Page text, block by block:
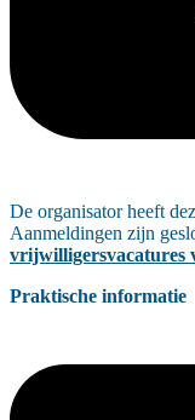
De organisator heeft
Aanmeldingen zijn
vrijwilligersvacatures
Praktische informatie